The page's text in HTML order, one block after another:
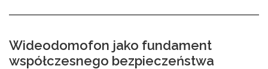
Wideodomofon jako fundament
współczesnego bezpieczeństwa